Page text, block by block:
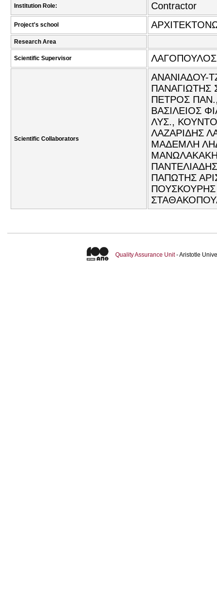
Institution Role: Contractor
Project's school
Research Area
Scientific Supervisor
Scientific Collaborators
ΑΝΑΝΙΑΔΟΥ-
ΠΑΝΑΓΙΩΤΗΣ
ΠΕΤΡΟΣ
ΒΑΣΙΛΕΙΟΣ
ΛΥΣ.,
ΛΑΖΑΡΙΔΗΣ
ΜΑΔΕΜΛΗ
ΠΑΠΩΤΗΣ
ΠΟΥΣΚΟΥΡΗΣ
Quality Assurance Unit- Aristotle